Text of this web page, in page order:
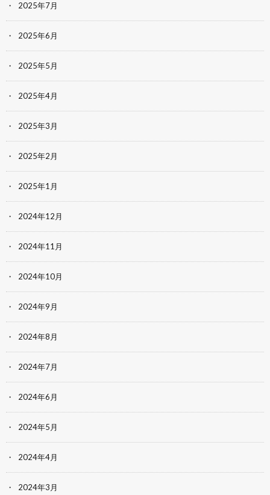
2025年7月
2025年6月
2025年5月
2025年4月
2025年3月
2025年2月
2025年1月
2024年12月
2024年11月
2024年10月
2024年9月
2024年8月
2024年7月
2024年6月
2024年5月
2024年4月
2024年3月